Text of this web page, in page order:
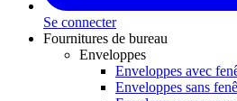
Se connecter
Fournitures de bureau
Enveloppes
Enveloppes avec
Enveloppes sans